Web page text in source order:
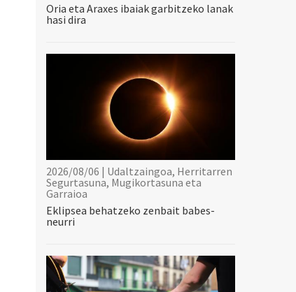
Oria eta Araxes ibaiak garbitzeko lanak
hasi dira
2026/08/06 | Udaltzaingoa, Herritarren
Segurtasuna, Mugikortasuna eta
Garraioa
Eklipsea behatzeko zenbait babes-
neurri